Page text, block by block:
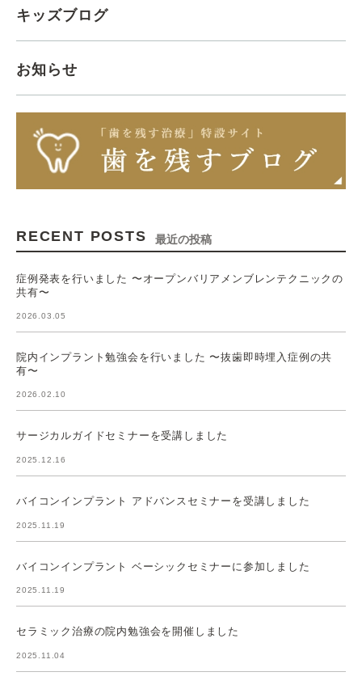
キッズブログ
お知らせ
RECENT POSTS 最近の投稿
症例発表を行いました 〜オープンバリアメンブレンテクニックの
共有〜
2026.03.05
院内インプラント勉強会を行いました 〜抜歯即時埋入症例の共
有〜
2026.02.10
サージカルガイドセミナーを受講しました
2025.12.16
バイコンインプラント アドバンスセミナーを受講しました
2025.11.19
バイコンインプラント ベーシックセミナーに参加しました
2025.11.19
セラミック治療の院内勉強会を開催しました
2025.11.04